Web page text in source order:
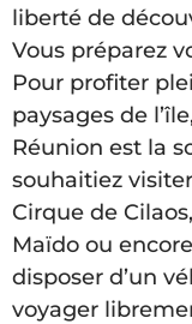
liberté de
Vous préparez
Pour profiter
paysages de
Réunion est la
souhaitiez
Cirque de
Maïdo ou
disposer d’un
voyager